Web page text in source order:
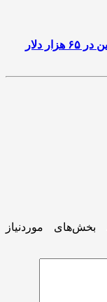
تغییرات قیمتی ۱۰ ارز دیجیتالی بزرگ/ بیت‌کوین در ۶۵ هزار دلار
بخش‌های موردنیاز